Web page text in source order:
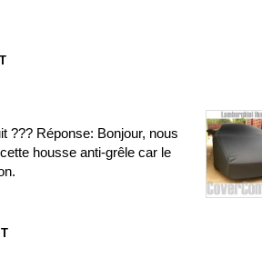
??? Réponse: Bonjour, nous
housse anti-grêle car le